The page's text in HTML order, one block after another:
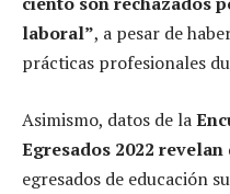
laboral”, a pesar de
prácticas profesionales
Asimismo, datos de la
Egresados 2022
egresados de educación